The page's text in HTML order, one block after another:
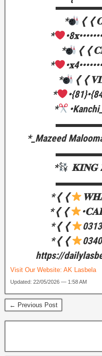
*
*
*
*
*
*
*
*_Mazeed
*
𝐊𝐈𝐍𝐆
*❬❬
*❬❬
*❬❬
*❬❬
https://
Visit Our Website: AK Lasbela
Updated: 22/05/2026 — 1:58 AM
← Previous Post